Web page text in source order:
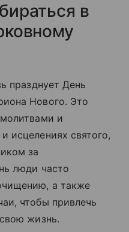
в
празднует День
Нового. Это
и
исцелениях святого,
за
люди часто
а также
чтобы привлечь
жизнь.